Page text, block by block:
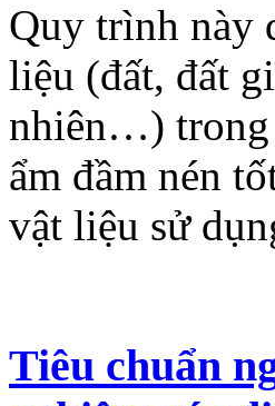
Quy trình này
liệu (đất, đất
nhiên…) trong
ẩm đầm nén
vật liệu sử
Tiêu chuẩn